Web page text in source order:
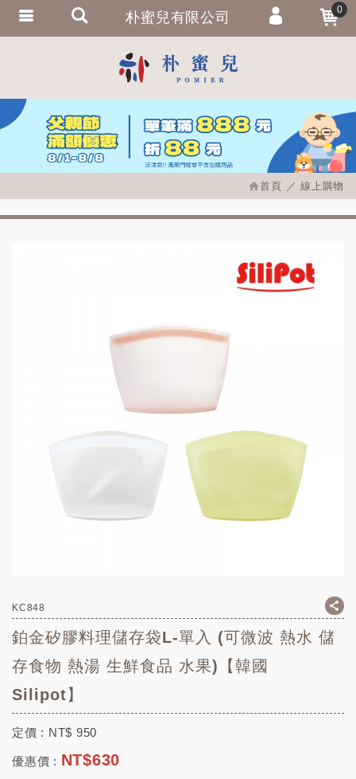
首頁 線上購物
KC848
鉑金矽膠料理儲存袋L-單入 (可微波 熱水 儲
存食物 熱湯 生鮮食品 水果)【韓國
Silipot】
定價 : NT$ 950
優惠價 : NT$630
朴蜜兒有限公司 0
會員登入
會員註冊
忘記密碼
訂單查詢
匯款通知
繁體中文